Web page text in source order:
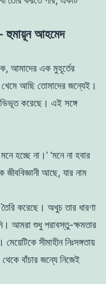
হুমায়ূন আহমেদ
আমাদের এক মুহূর্তের
খেমে আছি তোমাদের জন্যেই।
করেছে । এই সঙ্গে
হচ্ছে না।’ ‘মনে না হবার
আছে, যার নাম
করেছে। অখুচ তার ধারণা
। আমরা শুধু পরাবস্তু-ক্ষমতার
মেয়েটিকে সীমাহীননিঃসঙ্গতায়
থেকে বাঁচার জন্যেনিজেই